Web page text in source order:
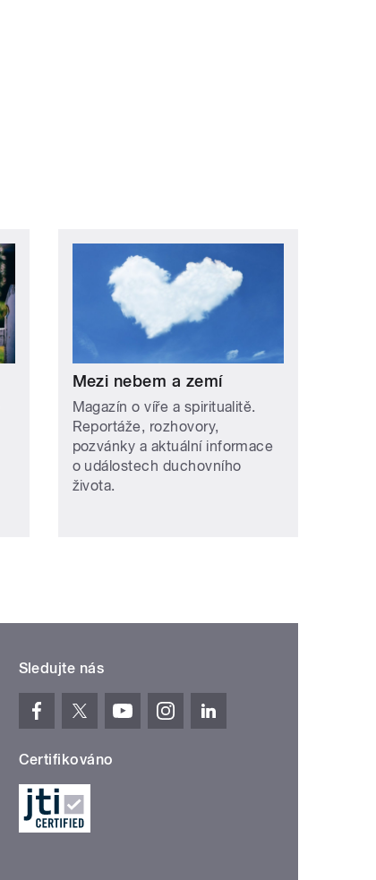
Mezi nebem a zemí
Magazín o víře a spiritualitě.
Reportáže, rozhovory,
pozvánky a aktuální informace
o událostech duchovního
života.
Sledujte nás
Certifikováno